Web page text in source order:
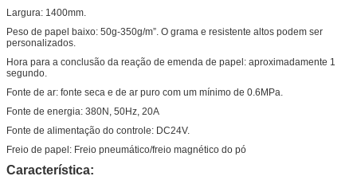
Largura: 1400mm.
Peso de papel baixo: 50g-350g/m”. O grama e resistente altos podem ser
personalizados.
Hora para a conclusão da reação de emenda de papel: aproximadamente 1
segundo.
Fonte de ar: fonte seca e de ar puro com um mínimo de 0.6MPa.
Fonte de energia: 380N, 50Hz, 20A
Fonte de alimentação do controle: DC24V.
Freio de papel: Freio pneumático/freio magnético do pó
Característica: